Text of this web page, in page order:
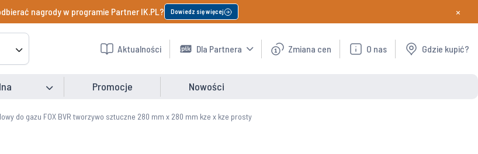
nagrody w programie Partner IK.PL? Dowiedz się więcej ×
Aktualności Dla Partnera Zmiana cen O nas Gdzie kupić?
Promocje Nowości
do gazu FOX BVR tworzywo sztuczne 280 mm x 280 mm kze x kze prosty